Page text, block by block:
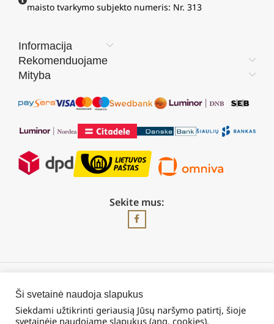
maisto tvarkymo subjekto numeris: Nr. 313
Informacija
Rekomenduojame
Mityba
Sekite mus:
2026 © Visos teisės saugomos | UAB „Rilis“
Ši svetainė naudoja slapukus
Siekdami užtikrinti geriausią Jūsų naršymo patirtį, šioje
svetainėje naudojame slapukus (ang. cookies).